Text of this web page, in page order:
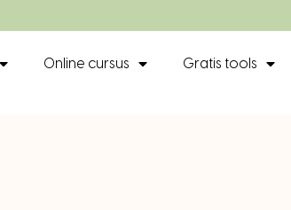
Online cursus Gratis tools